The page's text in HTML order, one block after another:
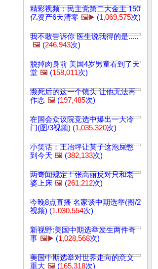
精彩视频：民主党第二大金主 150
亿资产6天清零 🖼️▶️ (1,069,575次)
我不敢告诉你 医生说我得的是.....
🖼️ (246,943次)
脱掉肉身前 美国4岁男童看到了天
堂 🖼️ (158,011次)
濒死后的这一个镜头 让他无法再
作恶 🖼️ (197,485次)
在国会众议院竞选中爆出一大冷
门(图/3视频) (1,035,320次)
小笑话：王冶坪让英子这泡屎憋
到今天 🖼️ (382,133次)
两奇闻规定！张高丽反对只和老
婆上床 🖼️ (261,212次)
今晚8点直播 名家谈中期选举(图/2
视频) (1,030,554次)
新视野:美国中期选举发生两件奇
事 🖼️▶️ (1,028,568次)
美国中期选举对世界走向的意义
重大 🖼️ (165,318次)